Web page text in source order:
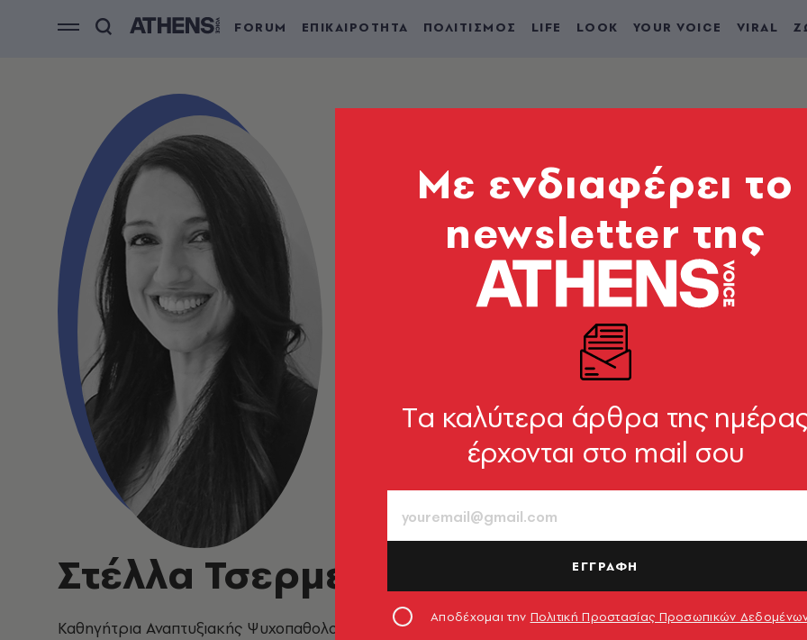
FORUM ΕΠΙΚΑΙΡΟΤΗΤΑ ΠΟΛΙΤΙΣΜΟΣ LIFE LOOK YOUR VOICE VIRAL
Στέλλα Τσερμεντσέλη
Καθηγήτρια Αναπτυξιακής Ψυχοπαθολογίας και Γνωστικών Λειτουργιών στο Πανεπιστήμιο Θεσσαλίας
Mε ενδιαφέρει το
newsletter της
Tα καλύτερα άρθρα της
έρχονται στο mail σου
ΕΓΓΡΑΦΗ
Αποδέχομαι την Πολιτική Προστασίας Προσωπικών